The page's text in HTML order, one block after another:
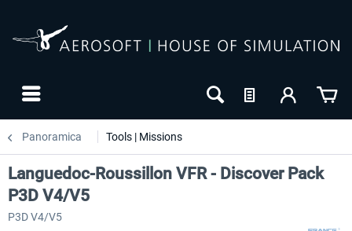
Panoramica Tools | Missions
Languedoc-Roussillon VFR - Discover Pack
P3D V4/V5
P3D V4/V5